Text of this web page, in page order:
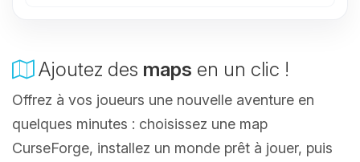
Ajoutez des maps en un clic !
Offrez à vos joueurs une nouvelle aventure en
quelques minutes : choisissez une map
CurseForge, installez un monde prêt à jouer, puis